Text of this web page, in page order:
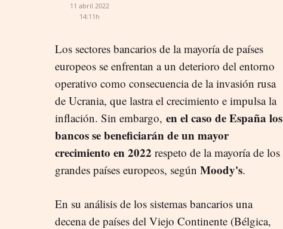
11 abril 2022
14:11h
Los sectores bancarios de la mayoría de países
europeos se enfrentan a un deterioro del entorno
operativo como consecuencia de la invasión rusa
de Ucrania, que lastra el crecimiento e impulsa la
inflación. Sin embargo, en el caso de España los
bancos se beneficiarán de un mayor
crecimiento en 2022 respeto de la mayoría de los
grandes países europeos, según Moody's.
En su análisis de los sistemas bancarios una
decena de países del Viejo Continente (Bélgica,